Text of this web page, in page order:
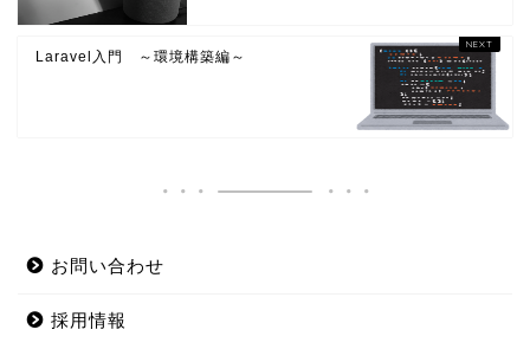
Laravel入門 ～環境構築編～
お問い合わせ
採用情報